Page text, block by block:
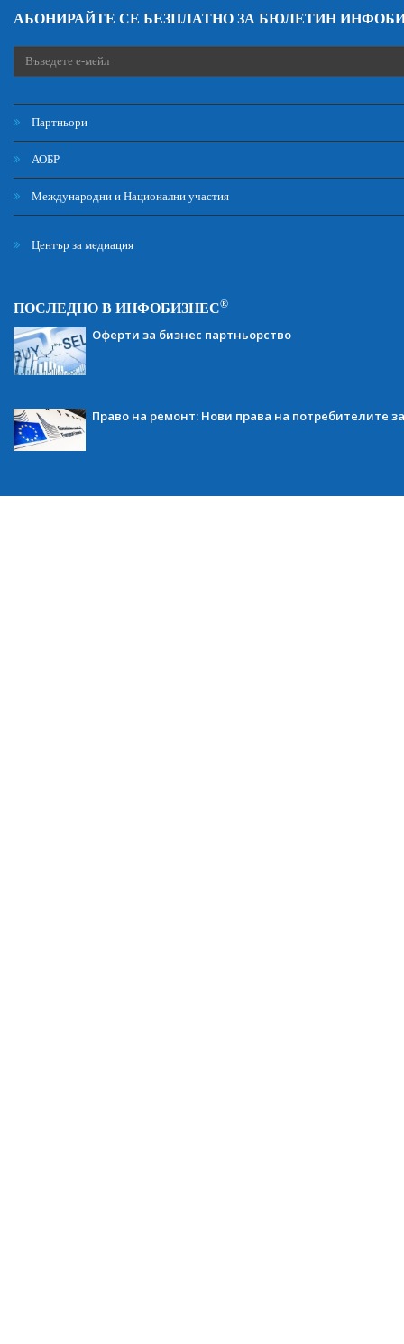
АБОНИРАЙТЕ СЕ БЕЗПЛАТНО ЗА БЮЛЕТИН
Партньори
АОБР
Международни и Национални участия
Център за медиация
ПОСЛЕДНО В ИНФОБИЗНЕС®
Оферти за бизнес партньорство
Право на ремонт: Нови права на потребителите